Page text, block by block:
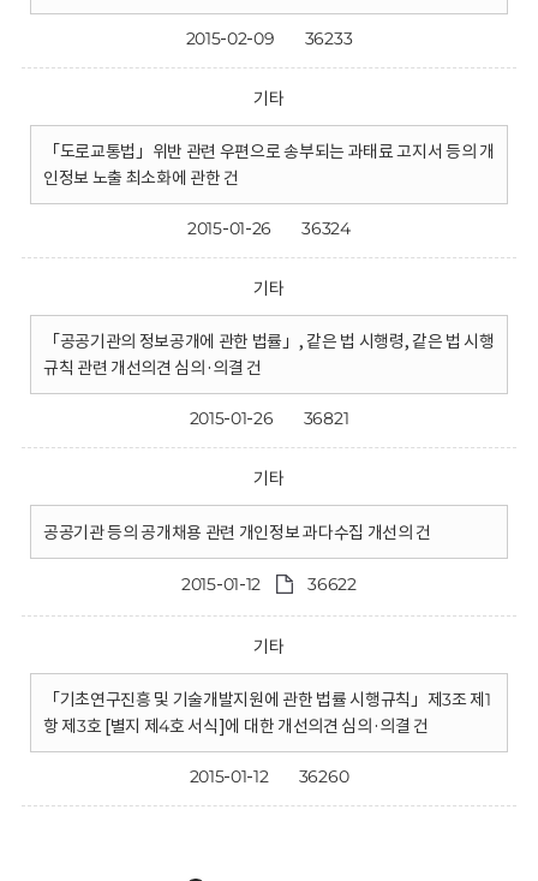
2015-02-09 36233
기타
「도로교통법」위반 관련 우편으로 송부되는 과태료 고지서 등의 개
인정보 노출 최소화에 관한 건
2015-01-26 36324
기타
「공공기관의 정보공개에 관한 법률」, 같은 법 시행령, 같은 법 시행
규칙 관련 개선의견 심의·의결 건
2015-01-26 36821
기타
공공기관 등의 공개채용 관련 개인정보 과다수집 개선의 건
2015-01-12 36622
기타
「기초연구진흥 및 기술개발지원에 관한 법률 시행규칙」제3조 제1
항 제3호 [별지 제4호 서식]에 대한 개선의견 심의·의결 건
2015-01-12 36260